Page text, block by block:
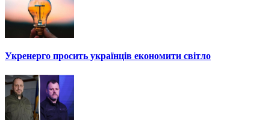
Укренерго просить українців економити світло